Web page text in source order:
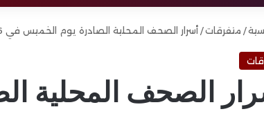
/ متفرقات/ أسرار الصحف المحلية الصادرة يوم الخميس في 16 كانون الثاني 2025
الصحف المحلية